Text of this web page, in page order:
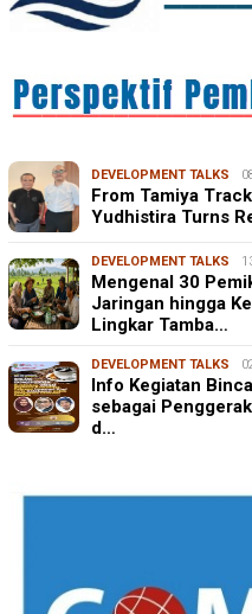
DEVELOPMENT TALKS
From Tamiya
Yudhistira Turns
DEVELOPMENT TALKS
Mengenal 30
Jaringan hingga
Lingkar Tamba…
DEVELOPMENT TALKS
Info Kegiatan
sebagai
d…